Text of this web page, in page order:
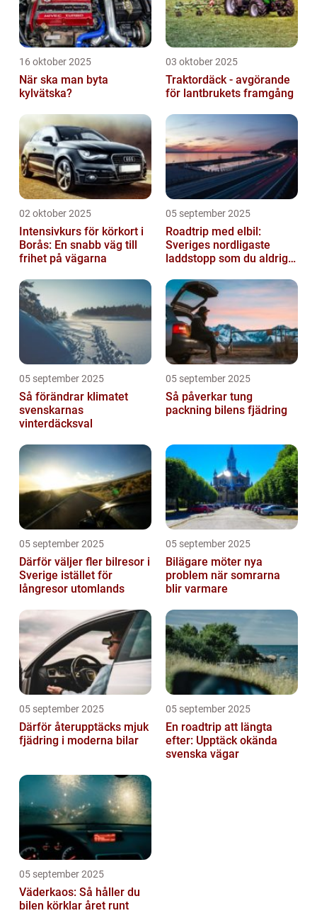
16 oktober 2025
När ska man byta
kylvätska?
03 oktober 2025
Traktordäck - avgörande
för lantbrukets framgång
02 oktober 2025
Intensivkurs för körkort i
Borås: En snabb väg till
frihet på vägarna
05 september 2025
Roadtrip med elbil:
Sveriges nordligaste
laddstopp som du aldrig
05 september 2025
Så förändrar klimatet
svenskarnas
vinterdäcksval
05 september 2025
Så påverkar tung
packning bilens fjädring
05 september 2025
Därför väljer fler bilresor i
Sverige istället för
långresor utomlands
05 september 2025
Bilägare möter nya
problem när somrarna
blir varmare
05 september 2025
Därför återupptäcks mjuk
fjädring i moderna bilar
05 september 2025
En roadtrip att längta
efter: Upptäck okända
svenska vägar
05 september 2025
Väderkaos: Så håller du
bilen körklar året runt